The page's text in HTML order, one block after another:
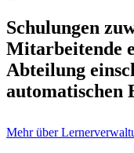
Schulungen
Mitarbeitende
Abteilung
automatischen
Mehr über